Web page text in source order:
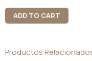
ADD TO CART
Productos